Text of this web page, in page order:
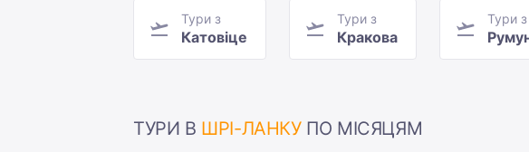
Тури з
Катовіце
Тури з
Кракова
Тури з
ТУРИ В ШРІ-ЛАНКУПО МІСЯЦЯМ